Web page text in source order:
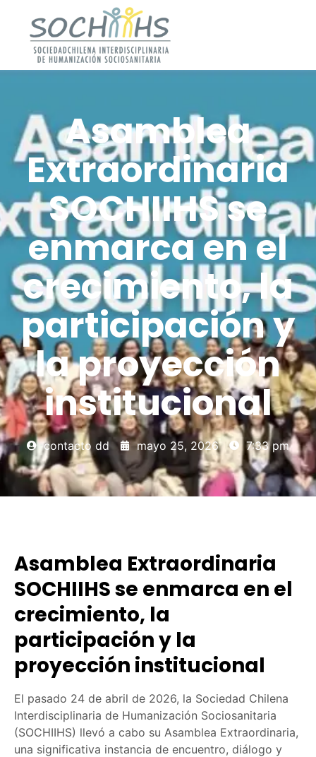
Asamblea
Extraordinaria
SOCHIIHS se
enmarca en el
crecimiento, la
participación y
la proyección
institucional
contacto dd mayo 25, 2026 7:33 pm
Asamblea Extraordinaria
SOCHIIHS se enmarca en el
crecimiento, la
participación y la
proyección institucional
El pasado 24 de abril de 2026, la Sociedad Chilena
Interdisciplinaria de Humanización Sociosanitaria
(SOCHIIHS) llevó a cabo su Asamblea Extraordinaria,
una significativa instancia de encuentro, diálogo y